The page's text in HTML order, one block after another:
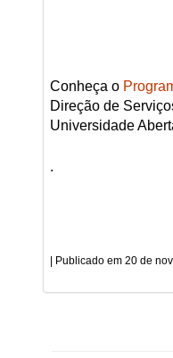
Conheça o
Direção de
Universidade
.
20 de